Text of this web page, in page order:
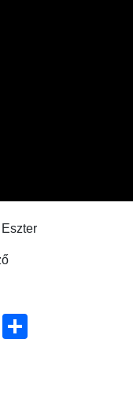
Email